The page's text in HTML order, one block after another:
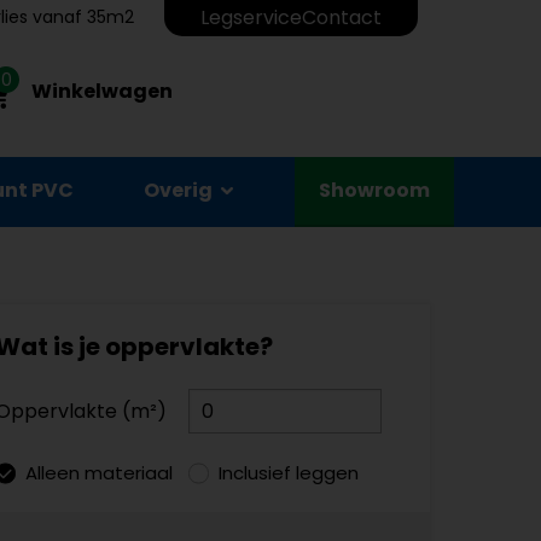
vanaf 35m2 LegserviceContact
0 Winkelwagen
PVC Overig Showroom
is je oppervlakte?
(m²)
Alleen materiaal Inclusief leggen